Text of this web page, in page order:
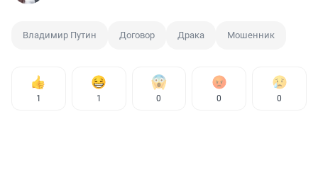
Владимир Путин Договор Драка Мошенник
1 1 0 0 0